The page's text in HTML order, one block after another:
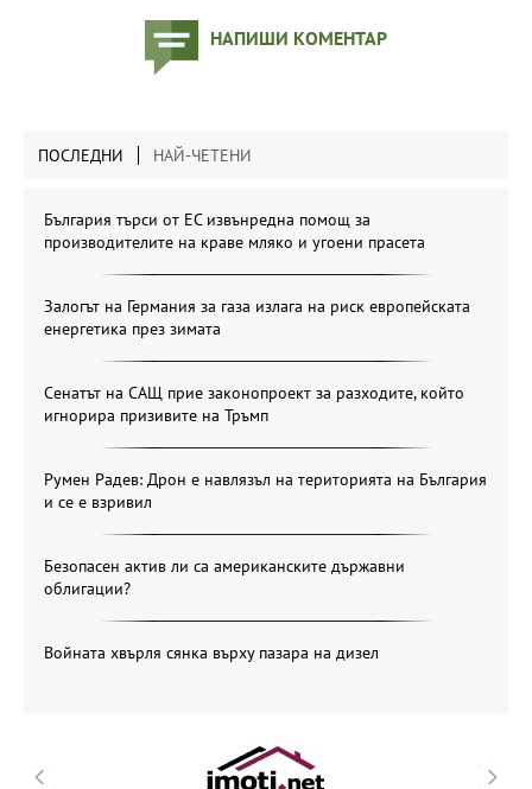
НАПИШИ КОМЕНТАР
ПОСЛЕДНИ НАЙ-ЧЕТЕНИ
България търси от ЕС извънредна помощ за
производителите на краве мляко и угоени прасета
Залогът на Германия за газа излага на риск европейската
енергетика през зимата
Сенатът на САЩ прие законопроект за разходите, който
игнорира призивите на Тръмп
Румен Радев: Дрон е навлязъл на територията на България
и се е взривил
Безопасен актив ли са американските държавни
облигации?
Войната хвърля сянка върху пазара на дизел